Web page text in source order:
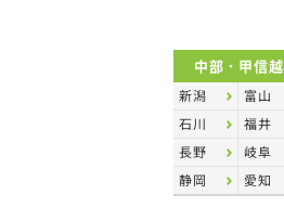
中部・甲信越
新潟
富山
石川
福井
長野
岐阜
静岡
愛知